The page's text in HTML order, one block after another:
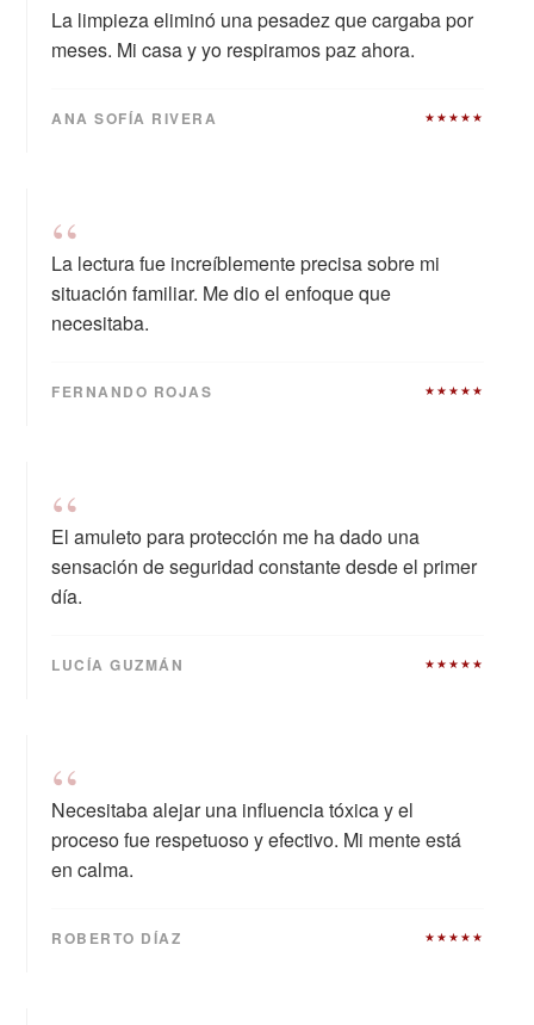
La limpieza eliminó una pesadez que cargaba por
meses. Mi casa y yo respiramos paz ahora.
ANA SOFÍA RIVERA ★★★★★
“
La lectura fue increíblemente precisa sobre mi
situación familiar. Me dio el enfoque que
necesitaba.
FERNANDO ROJAS ★★★★★
“
El amuleto para protección me ha dado una
sensación de seguridad constante desde el primer
día.
LUCÍA GUZMÁN ★★★★★
“
Necesitaba alejar una influencia tóxica y el
proceso fue respetuoso y efectivo. Mi mente está
en calma.
ROBERTO DÍAZ ★★★★★